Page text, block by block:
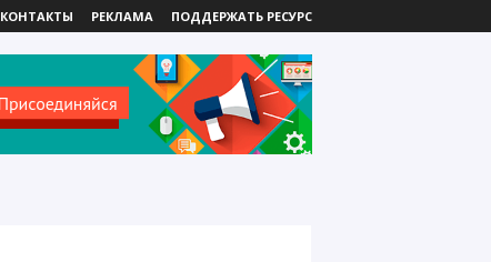
КОНТАКТЫ РЕКЛАМА ПОДДЕРЖАТЬ РЕСУРС